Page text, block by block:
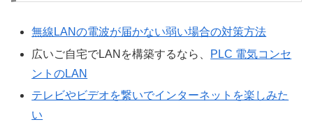
無線LANの電波が届かない弱い場合の対策方法
広いご自宅でLANを構築するなら、
PLC 電気コンセ
ントのLAN
テレビやビデオを繋いでインターネットを楽しみた
い